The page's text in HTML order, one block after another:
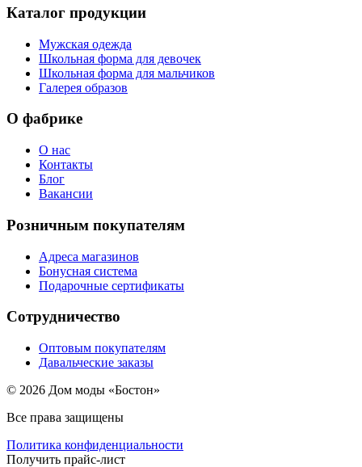
Каталог продукции
Мужская одежда
Школьная форма для девочек
Школьная форма для мальчиков
Галерея образов
О фабрике
О нас
Контакты
Блог
Вакансии
Розничным покупателям
Адреса магазинов
Бонусная система
Подарочные сертификаты
Сотрудничество
Оптовым покупателям
Давальческие заказы
© 2026 Дом моды «Бостон»
Все права защищены
Политика конфиденциальности
Получить прайс-лист